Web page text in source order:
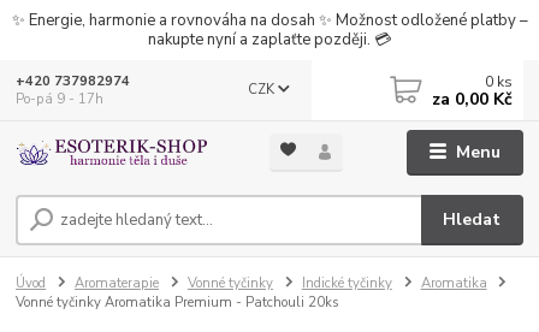
✨ Energie, harmonie a rovnováha na dosah ✨ Možnost odložené platby –
nakupte nyní a zaplaťte později. 💳
Menu
CZK
Hledat
+420 737982974
Po-pá 9 - 17h
0 ks
za 0,00 Kč
Úvod Aromaterapie Vonné tyčinky Indické tyčinky
Aromatika
Vonné tyčinky Aromatika Premium - Patchouli 20ks